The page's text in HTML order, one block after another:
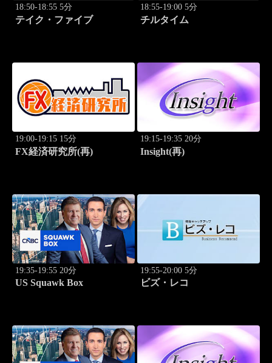
18:50-18:55 5分
テイク・ファイブ
18:55-19:00 5分
チルタイム
19:00-19:15 15分
FX経済研究所(再)
19:15-19:35 20分
Insight(再)
19:35-19:55 20分
US Squawk Box
19:55-20:00 5分
ビズ・レコ